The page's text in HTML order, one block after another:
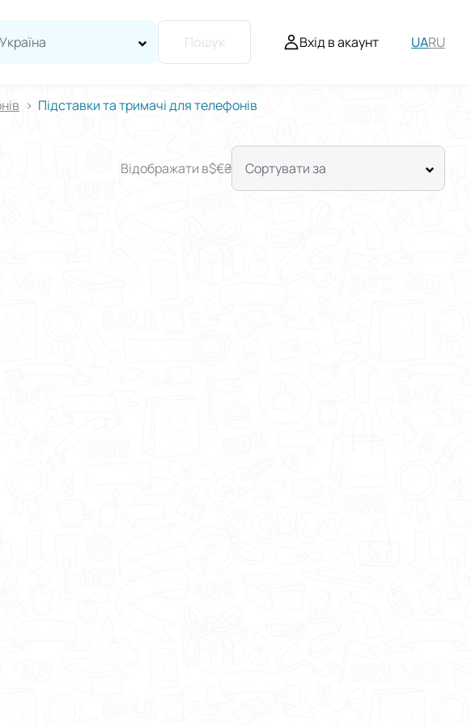
Пошук Вхід в акаунт UARU
Підставки та тримачі для телефонів
Відображати в$€₴ Сортувати за